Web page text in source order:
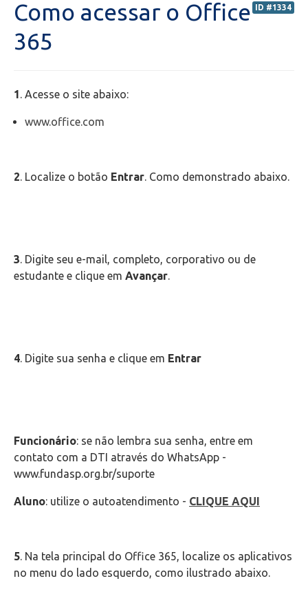
Biblioteca
Laboratórios
Videoconferência
Office 365
Intercâmbio
Fluig
ID #1334
Como acessar o Office
365
1. Acesse o site abaixo:
www.office.com
2. Localize o botão Entrar. Como demonstrado abaixo.
3. Digite seu e-mail, completo, corporativo ou de
estudante e clique em Avançar.
4. Digite sua senha e clique em Entrar
Funcionário: se não lembra sua senha, entre em
contato com a DTI através do WhatsApp -
www.fundasp.org.br/suporte
Aluno: utilize o autoatendimento - CLIQUE AQUI
5. Na tela principal do Office 365, localize os aplicativos
no menu do lado esquerdo, como ilustrado abaixo.